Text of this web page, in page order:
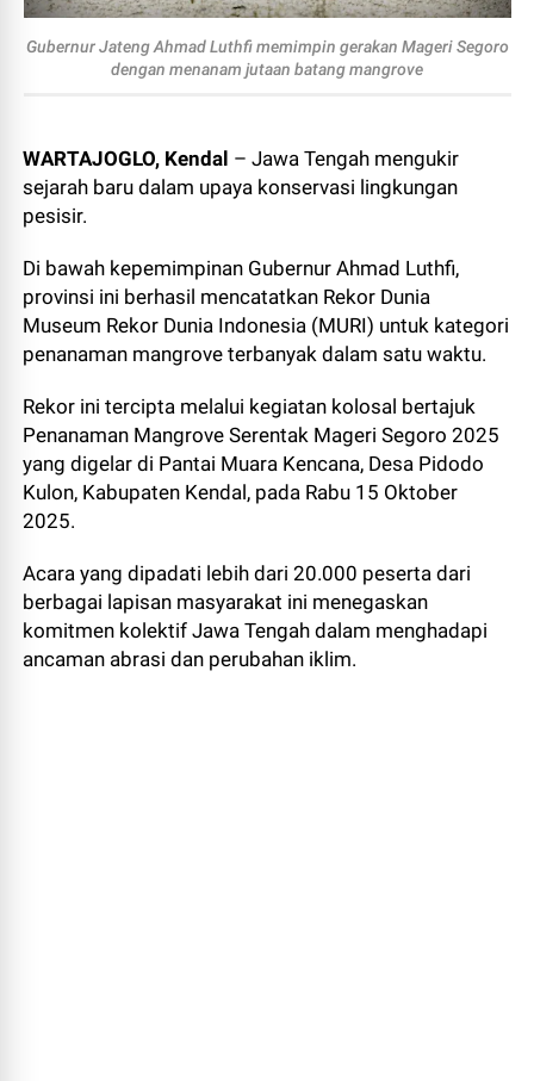
Gubernur Jateng Ahmad Luthfi memimpin gerakan Mageri Segoro
dengan menanam jutaan batang mangrove
WARTAJOGLO, Kendal – Jawa Tengah mengukir
sejarah baru dalam upaya konservasi lingkungan
pesisir.
Di bawah kepemimpinan Gubernur Ahmad Luthfi,
provinsi ini berhasil mencatatkan Rekor Dunia
Museum Rekor Dunia Indonesia (MURI) untuk kategori
penanaman mangrove terbanyak dalam satu waktu.
Rekor ini tercipta melalui kegiatan kolosal bertajuk
Penanaman Mangrove Serentak Mageri Segoro 2025
yang digelar di Pantai Muara Kencana, Desa Pidodo
Kulon, Kabupaten Kendal, pada Rabu 15 Oktober
2025.
Acara yang dipadati lebih dari 20.000 peserta dari
berbagai lapisan masyarakat ini menegaskan
komitmen kolektif Jawa Tengah dalam menghadapi
ancaman abrasi dan perubahan iklim.